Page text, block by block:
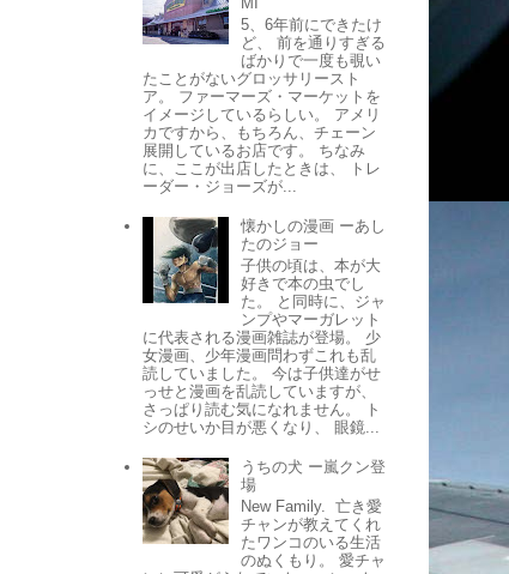
5、6年前にできたけ
ど、 前を通りすぎる
ばかりで一度も覗い
たことがないグロッサリースト
ア。 ファーマーズ・マーケットを
イメージしているらしい。 アメリ
カですから、もちろん、チェーン
展開しているお店です。 ちなみ
に、ここが出店したときは、 トレ
ーダー・ジョーズが...
懐かしの漫画 ーあし
たのジョー
子供の頃は、本が大
好きで本の虫でし
た。 と同時に、ジャ
ンプやマーガレット
に代表される漫画雑誌が登場。 少
女漫画、少年漫画問わずこれも乱
読していました。 今は子供達がせ
っせと漫画を乱読していますが、
さっぱり読む気になれません。 ト
シのせいか目が悪くなり、 眼鏡...
うちの犬 ー嵐クン登
場
New Family. 亡き愛
チャンが教えてくれ
たワンコのいる生活
のぬくもり。 愛チャ